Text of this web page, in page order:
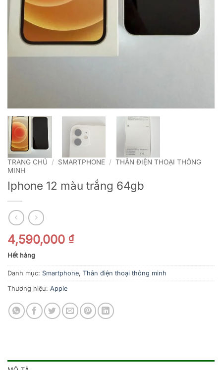
TRANG CHỦ / SMARTPHONE / THÂN ĐIỆN THOẠI THÔNG
MINH
Iphone 12 màu trắng 64gb
4,590,000 ₫
Hết hàng
Danh mục: Smartphone, Thân điện thoại thông minh
Thương hiệu: Apple